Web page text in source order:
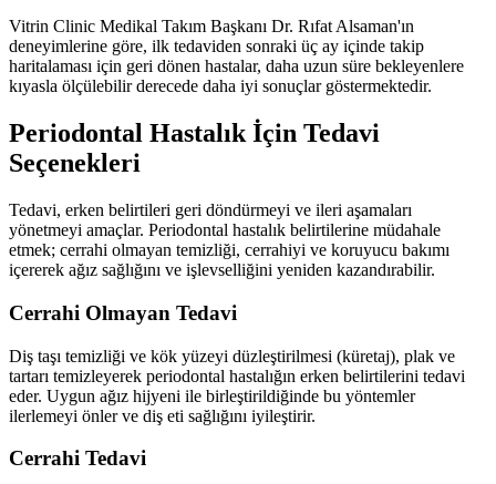
Vitrin Clinic Medikal Takım Başkanı Dr. Rıfat Alsaman'ın
deneyimlerine göre, ilk tedaviden sonraki üç ay içinde takip
haritalaması için geri dönen hastalar, daha uzun süre bekleyenlere
kıyasla ölçülebilir derecede daha iyi sonuçlar göstermektedir.
Periodontal Hastalık İçin Tedavi
Seçenekleri
Tedavi, erken belirtileri geri döndürmeyi ve ileri aşamaları
yönetmeyi amaçlar. Periodontal hastalık belirtilerine müdahale
etmek; cerrahi olmayan temizliği, cerrahiyi ve koruyucu bakımı
içererek ağız sağlığını ve işlevselliğini yeniden kazandırabilir.
Cerrahi Olmayan Tedavi
Diş taşı temizliği ve kök yüzeyi düzleştirilmesi (küretaj), plak ve
tartarı temizleyerek periodontal hastalığın erken belirtilerini tedavi
eder. Uygun ağız hijyeni ile birleştirildiğinde bu yöntemler
ilerlemeyi önler ve diş eti sağlığını iyileştirir.
Cerrahi Tedavi